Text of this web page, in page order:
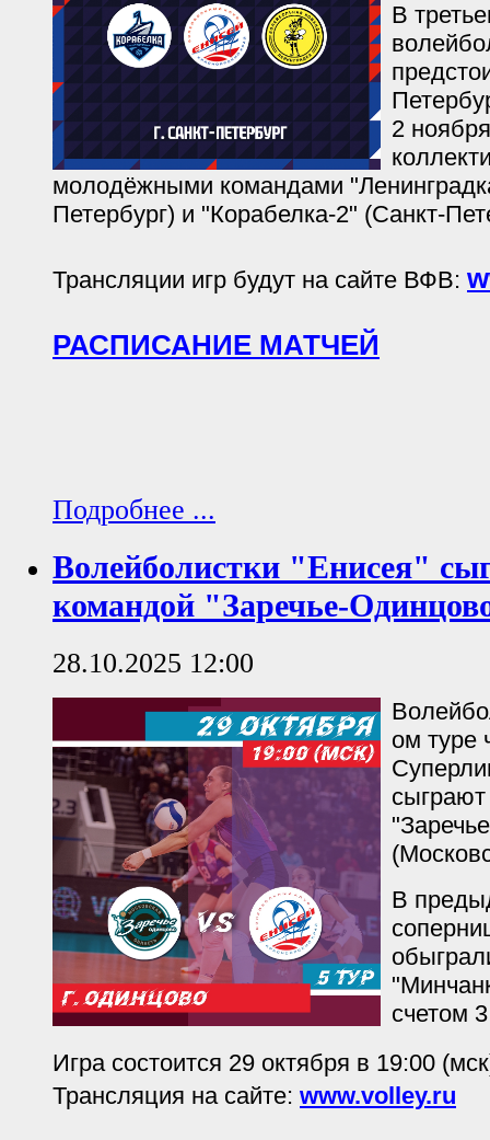
В
2
молодёжными командами
Петербург) и "Корабелка-2" (Санкт-
Трансляции игр будут на сайте ВФВ:
РАСПИСАНИЕ МАТЧЕЙ
Подробнее ...
Волейболистки "Енисея"
командой "Заречье-
28.10.2025 12:00
ом туре
В
счетом
Игра состоится 29 октября в 19:00
Трансляция на сайте: www.volley.ru